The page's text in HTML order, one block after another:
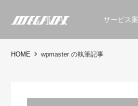
サービス
HOME wpmaster の執筆記事